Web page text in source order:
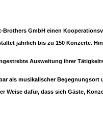
GmbH einen
jährlich bis zu 150
Ausweitung ihrer
als musikalischer Begegnungsort
Weise dafür, dass sich Gäste,